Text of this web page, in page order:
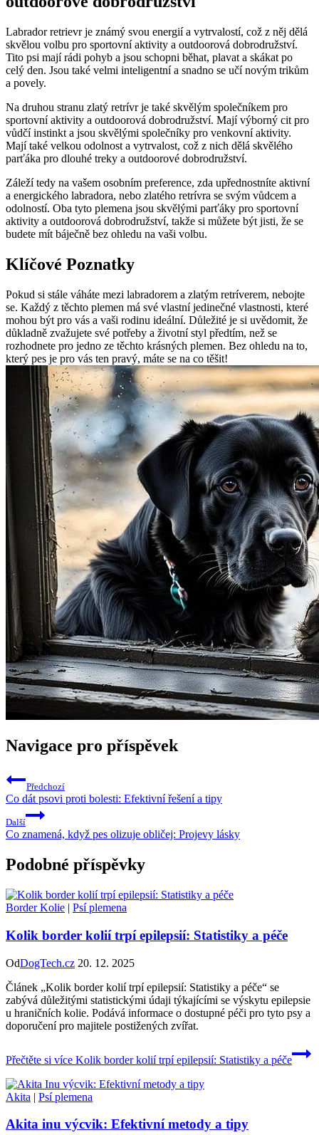
Labrador retrievr je známý svou‌ energií a vytrvalostí, ‌což z něj dělá​
skvělou volbu pro sportovní ​aktivity‌ a outdoorová⁢ dobrodružství.
Tito psi mají rádi pohyb a jsou​ schopni běhat, plavat a skákat po
celý den. ​Jsou také velmi inteligentní ​a snadno se učí novým‍ trikům
a ‍povely.
Na druhou stranu⁢ zlatý retrívr je také skvělým společníkem⁣ pro⁢
sportovní aktivity​ a⁤ outdoorová dobrodružství.​ Mají výborný‌ cit​ pro
vůdčí instinkt a‍ jsou skvělými společníky pro⁤ venkovní aktivity.​
Mají⁢ také velkou odolnost a vytrvalost, což z nich dělá skvělého‌
parťáka pro dlouhé ⁤treky ​a outdoorové ‌dobrodružství.
Záleží tedy na vašem osobním ⁤preference, zda⁤ upřednostníte aktivní
a energického labradora, nebo ‍zlatého retrívra se svým vůdcem a
odolností. ⁢Oba‍ tyto​ plemena jsou skvělými parťáky pro​ sportovní
aktivity a⁢ outdoorová ‌dobrodružství, takže si můžete být ⁢jisti, že se
budete ‌mít báječně bez ohledu na vaši volbu.
Klíčové Poznatky
Pokud si stále ​váháte mezi labradorem a⁤ zlatým retríverem, nebojte‌
se. Každý​ z⁣ těchto plemen má své ⁢vlastní jedinečné⁣ vlastnosti, které
mohou⁤ být pro vás a vaši​ rodinu ideální. Důležité⁣ je si uvědomit,⁤ že
důkladně zvažujete ‌své potřeby a​ životní styl předtím, než se
rozhodnete pro​ jedno ze‌ těchto⁣ krásných plemen. Bez ​ohledu na to,
který pes je pro vás ten pravý, ⁢máte se na ‌co těšit!
Navigace pro příspěvek
Předchozí
Co dát psovi proti bolesti: Efektivní řešení a tipy
Další
Co znamená, když pes olizuje obličej: Projevy lásky
Podobné příspěvky
Border Kolie | Psí plemena
Kolik border kolií trpí epilepsií: Statistiky a péče
OdDogTech.cz 20. 12. 2025
Článek „Kolik border kolií trpí epilepsií: Statistiky a péče“ se
zabývá důležitými statistickými údaji týkajícími se výskytu epilepsie
u hraničních kolie. Podává informace o dostupné péči pro tyto psy a
doporučení pro majitele postižených zvířat.
Přečtěte si více Kolik border kolií trpí epilepsií: Statistiky a péče
Akita | Psí plemena
Akita inu výcvik: Efektivní metody a tipy